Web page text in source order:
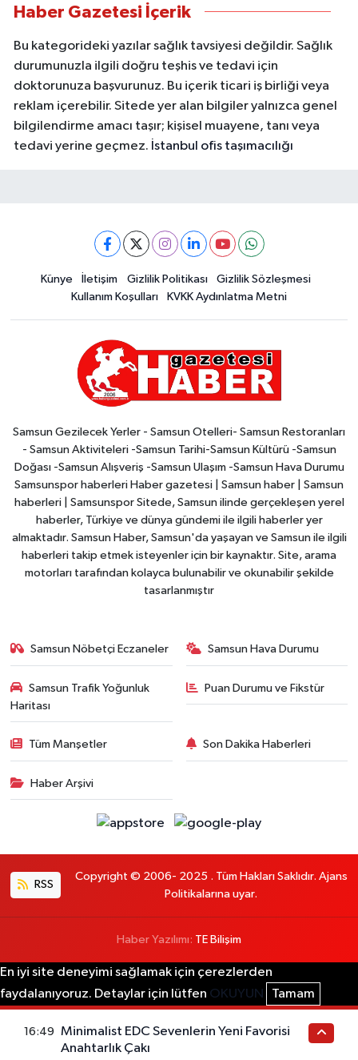
Haber Gazetesi İçerik
Bu kategorideki yazılar sağlık tavsiyesi değildir. Sağlık
durumunuzla ilgili doğru teşhis ve tedavi için
doktorunuza başvurunuz. Bu içerik ticari iş birliği veya
reklam içerebilir. Sitede yer alan bilgiler yalnızca genel
bilgilendirme amacı taşır; kişisel muayene, tanı veya
tedavi yerine geçmez. İstanbul ofis taşımacılığı
Künye İletişim Gizlilik Politikası
Gizlilik Sözleşmesi
Kullanım Koşulları
KVKK Aydınlatma Metni
Samsun Gezilecek Yerler - Samsun Otelleri- Samsun Restoranları
- Samsun Aktiviteleri -Samsun Tarihi-Samsun Kültürü -Samsun
Doğası -Samsun Alışveriş -Samsun Ulaşım -Samsun Hava Durumu
Samsunspor haberleri Haber gazetesi | Samsun haber | Samsun
haberleri | Samsunspor Sitede, Samsun ilinde gerçekleşen yerel
haberler, Türkiye ve dünya gündemi ile ilgili haberler yer
almaktadır. Samsun Haber, Samsun'da yaşayan ve Samsun ile ilgili
haberleri takip etmek isteyenler için bir kaynaktır. Site, arama
motorları tarafından kolayca bulunabilir ve okunabilir şekilde
tasarlanmıştır
Samsun Nöbetçi Eczaneler Samsun Hava Durumu
Samsun Trafik Yoğunluk
Haritası
Puan Durumu ve Fikstür
Tüm Manşetler Son Dakika Haberleri
Haber Arşivi
RSS
Copyright © 2006- 2025 . Tüm Hakları Saklıdır. Ajans
Politikalarına uyar.
Haber Yazılımı: TE Bilişim
En iyi site deneyimi sağlamak için çerezlerden
faydalanıyoruz. Detaylar için lütfen OKUYUN Tamam
16:49
Minimalist EDC Sevenlerin Yeni Favorisi
Anahtarlık Çakı